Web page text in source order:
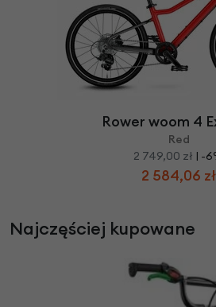
Rower woom 4
Red
2 749,00 zł | -
2 584,06 zł
Najczęściej kupowane